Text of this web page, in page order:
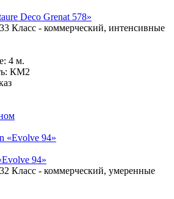
Deco Grenat 578»
33 Класс - коммерческий, интенсивные
4 м.
КМ2
94»
32 Класс - коммерческий, умеренные